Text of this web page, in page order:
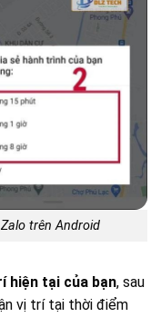
trên Android
hiện tại của bạn, sau
vị trí tại thời điểm